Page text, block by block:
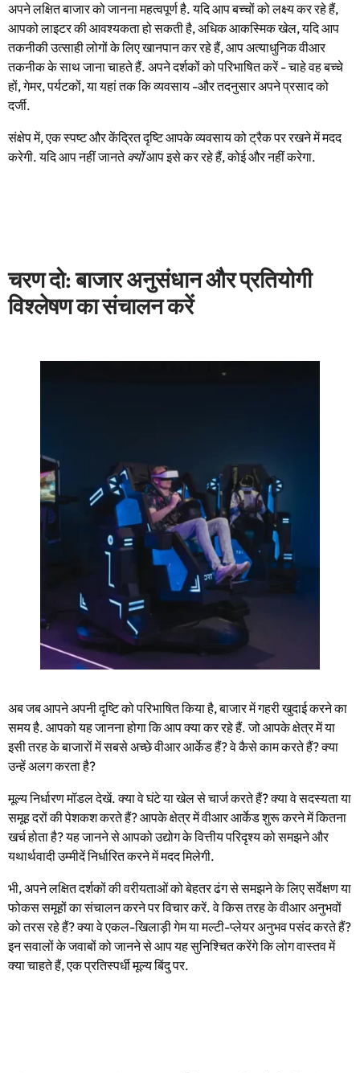
अपने लक्षित बाजार को जानना महत्वपूर्ण है. यदि आप बच्चों को लक्ष्य कर रहे हैं,
आपको लाइटर की आवश्यकता हो सकती है, अधिक आकस्मिक खेल, यदि आप
तकनीकी उत्साही लोगों के लिए खानपान कर रहे हैं, आप अत्याधुनिक वीआर
तकनीक के साथ जाना चाहते हैं. अपने दर्शकों को परिभाषित करें - चाहे वह बच्चे
हों, गेमर, पर्यटकों, या यहां तक ​​कि व्यवसाय -और तदनुसार अपने प्रसाद को
दर्जी.
संक्षेप में, एक स्पष्ट और केंद्रित दृष्टि आपके व्यवसाय को ट्रैक पर रखने में मदद
करेगी. यदि आप नहीं जानतेक्योंआप इसे कर रहे हैं, कोई और नहीं करेगा.
चरण दो: बाजार अनुसंधान और प्रतियोगी
विश्लेषण का संचालन करें
अब जब आपने अपनी दृष्टि को परिभाषित किया है, बाजार में गहरी खुदाई करने का
समय है. आपको यह जानना होगा कि आप क्या कर रहे हैं. जो आपके क्षेत्र में या
इसी तरह के बाजारों में सबसे अच्छे वीआर आर्केड हैं? वे कैसे काम करते हैं? क्या
उन्हें अलग करता है?
मूल्य निर्धारण मॉडल देखें. क्या वे घंटे या खेल से चार्ज करते हैं? क्या वे सदस्यता या
समूह दरों की पेशकश करते हैं? आपके क्षेत्र में वीआर आर्केड शुरू करने में कितना
खर्च होता है? यह जानने से आपको उद्योग के वित्तीय परिदृश्य को समझने और
यथार्थवादी उम्मीदें निर्धारित करने में मदद मिलेगी.
भी, अपने लक्षित दर्शकों की वरीयताओं को बेहतर ढंग से समझने के लिए सर्वेक्षण या
फोकस समूहों का संचालन करने पर विचार करें. वे किस तरह के वीआर अनुभवों
को तरस रहे हैं? क्या वे एकल-खिलाड़ी गेम या मल्टी-प्लेयर अनुभव पसंद करते हैं?
इन सवालों के जवाबों को जानने से आप यह सुनिश्चित करेंगे कि लोग वास्तव में
क्या चाहते हैं, एक प्रतिस्पर्धी मूल्य बिंदु पर.